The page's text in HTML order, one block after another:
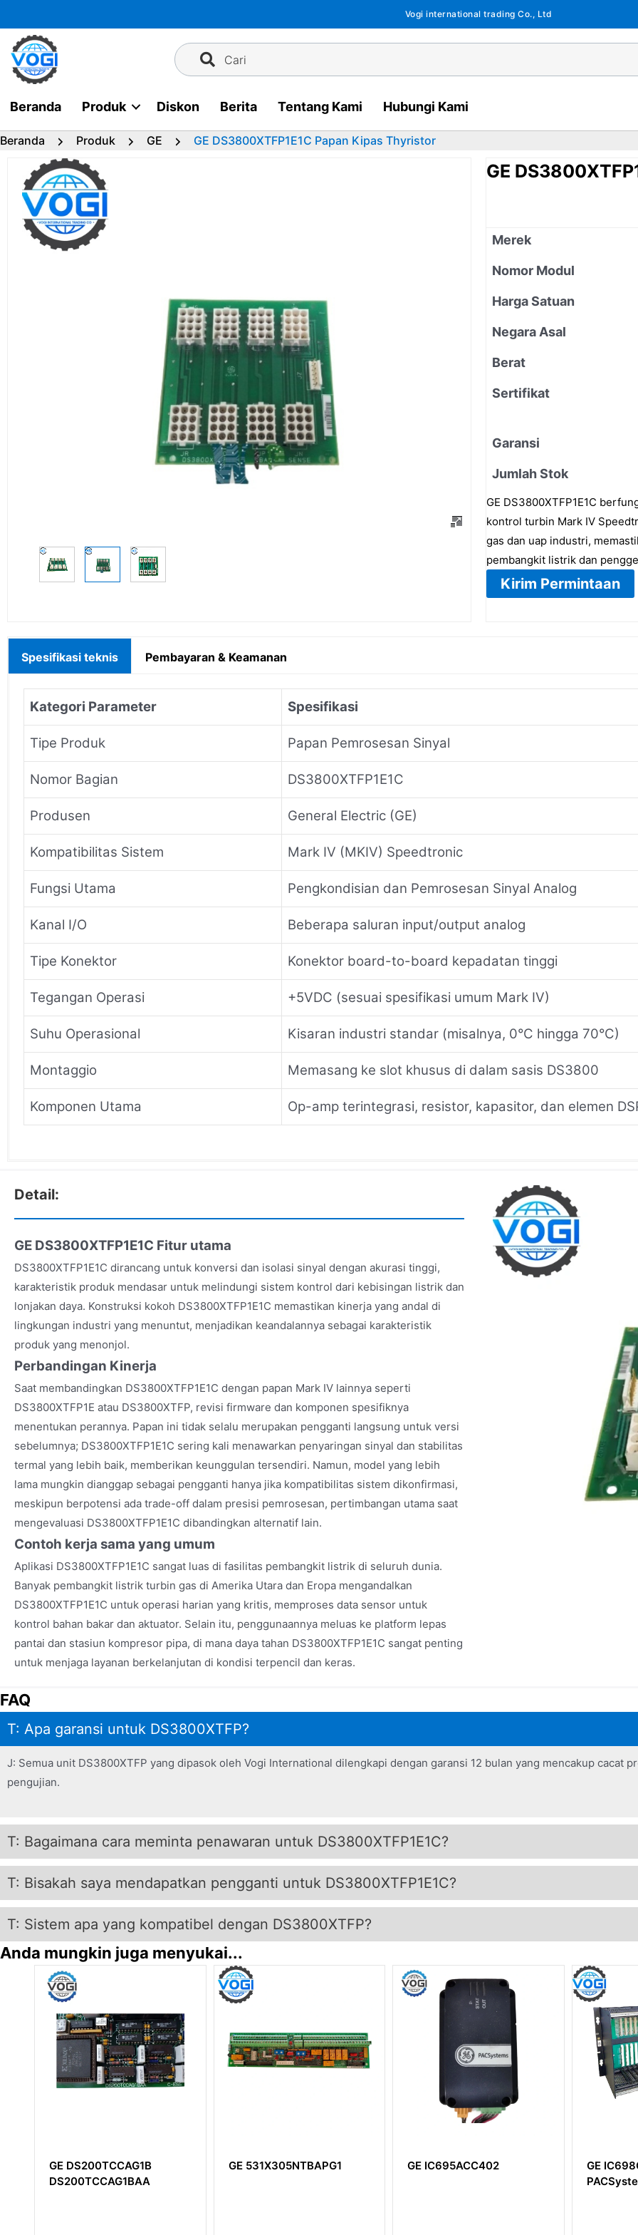
ke
konten
Vogi international trading Co., Ltd
Cari
Beranda Produk Diskon Berita Tentang Kami Hubungi Kami
Beranda Produk GE GE DS3800XTFP1E1C Papan Kipas Thyristor
GE
Merek
Nomor Modul
Harga Satuan
Negara Asal
Berat
Sertifikat
Garansi
Jumlah Stok
GE DS3800XTFP1E1C
kontrol turbin Mark IV
gas dan uap industri,
pembangkit listrik dan
Kirim Permintaan
Spesifikasi teknis Pembayaran & Keamanan
Kategori Parameter Spesifikasi
Tipe Produk Papan Pemrosesan Sinyal
Nomor Bagian DS3800XTFP1E1C
Produsen General Electric (GE)
Kompatibilitas Sistem Mark IV (MKIV) Speedtronic
Fungsi Utama Pengkondisian dan Pemrosesan Sinyal Analog
Kanal I/O Beberapa saluran input/output analog
Tipe Konektor Konektor board-to-board kepadatan tinggi
Tegangan Operasi +5VDC (sesuai spesifikasi umum Mark IV)
Suhu Operasional Kisaran industri standar (misalnya, 0°C hingga 70°C)
Montaggio Memasang ke slot khusus di dalam sasis DS3800
Komponen Utama Op-amp terintegrasi, resistor, kapasitor, dan elemen
Detail:
GE DS3800XTFP1E1C Fitur utama
DS3800XTFP1E1C dirancang untuk konversi dan isolasi sinyal dengan akurasi tinggi,
karakteristik produk mendasar untuk melindungi sistem kontrol dari kebisingan listrik dan
lonjakan daya. Konstruksi kokoh DS3800XTFP1E1C memastikan kinerja yang andal di
lingkungan industri yang menuntut, menjadikan keandalannya sebagai karakteristik
produk yang menonjol.
Perbandingan Kinerja
Saat membandingkan DS3800XTFP1E1C dengan papan Mark IV lainnya seperti
DS3800XTFP1E atau DS3800XTFP, revisi firmware dan komponen spesifiknya
menentukan perannya. Papan ini tidak selalu merupakan pengganti langsung untuk versi
sebelumnya; DS3800XTFP1E1C sering kali menawarkan penyaringan sinyal dan stabilitas
termal yang lebih baik, memberikan keunggulan tersendiri. Namun, model yang lebih
lama mungkin dianggap sebagai pengganti hanya jika kompatibilitas sistem dikonfirmasi,
meskipun berpotensi ada trade-off dalam presisi pemrosesan, pertimbangan utama saat
mengevaluasi DS3800XTFP1E1C dibandingkan alternatif lain.
Contoh kerja sama yang umum
Aplikasi DS3800XTFP1E1C sangat luas di fasilitas pembangkit listrik di seluruh dunia.
Banyak pembangkit listrik turbin gas di Amerika Utara dan Eropa mengandalkan
DS3800XTFP1E1C untuk operasi harian yang kritis, memproses data sensor untuk
kontrol bahan bakar dan aktuator. Selain itu, penggunaannya meluas ke platform lepas
pantai dan stasiun kompresor pipa, di mana daya tahan DS3800XTFP1E1C sangat penting
untuk menjaga layanan berkelanjutan di kondisi terpencil dan keras.
FAQ
T: Apa garansi untuk DS3800XTFP?
J: Semua unit DS3800XTFP yang dipasok oleh Vogi International dilengkapi dengan garansi 12 bulan yang mencakup cacat
pengujian.
T: Bagaimana cara meminta penawaran untuk DS3800XTFP1E1C?
T: Bisakah saya mendapatkan pengganti untuk DS3800XTFP1E1C?
T: Sistem apa yang kompatibel dengan DS3800XTFP?
Anda mungkin juga menyukai...
GE 531X305NTBAPG1 GE IC695ACC402
GE IC698CHS017